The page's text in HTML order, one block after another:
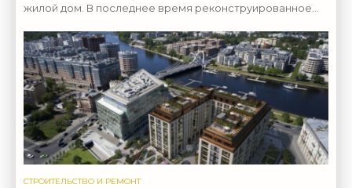
жилой дом. В последнее время реконструированное
СТРОИТЕЛЬСТВО И РЕМОНТ